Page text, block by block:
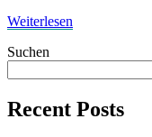
Weiterlesen
Suchen
Recent Posts